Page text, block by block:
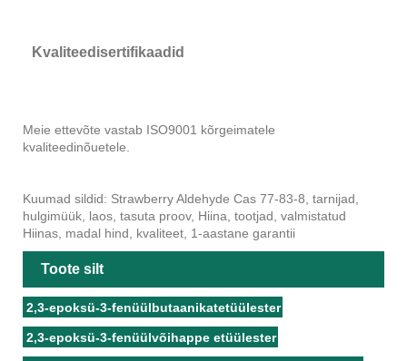
Kvaliteedisertifikaadid
Meie ettevõte vastab ISO9001 kõrgeimatele
kvaliteedinõuetele.
Kuumad sildid: Strawberry Aldehyde Cas 77-83-8, tarnijad,
hulgimüük, laos, tasuta proov, Hiina, tootjad, valmistatud
Hiinas, madal hind, kvaliteet, 1-aastane garantii
Toote silt
2,3-epoksü-3-fenüülbutaanikatetüülester
2,3-epoksü-3-fenüülvõihappe etüülester